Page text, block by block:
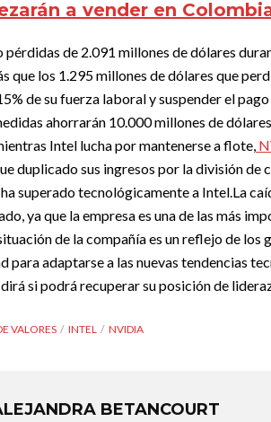
a vender en
pérdidas de 2.091 millones de dólares
que los 1.295 millones de dólares que
de su fuerza laboral y suspender el
ahorrarán 10.000 millones de
Intel lucha por mantenerse a flote,
duplicado sus ingresos por la división
superado tecnológicamente a Intel.La
ya que la empresa es una de las más
de la compañíaes un reflejo de los
para adaptarse a las nuevas tendencias
si podrá recuperar su posición de
VALORES INTEL NVIDIA
BETANCOURT